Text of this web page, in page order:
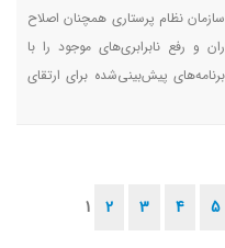
نظام پرستاری همچنان اصلاح
و رفع نابرابری‌های موجود را با
پیش‌بینی‌شده برای ارتقای
کشور و پیامدهای اقتصادی آن با
1 2 3 4 5